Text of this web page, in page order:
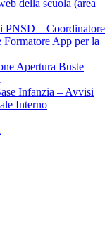
della scuola (area
PNSD – Coordinatore
App per la
Apertura Buste
Infanzia – Avvisi
Interno